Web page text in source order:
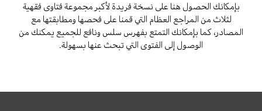
بإمكانك الحصول هنا على نسخة فريدة لأكبر مجموعة فتاوى فقهية
لثلاث من المراجع العظام التي قمنا على فحصها ومطابقتها مع
المصادر، كما بإمكانك التمتع بفهرس سلس ونافع للجميع يمكنك من
الوصول إلى الفتوى التي تبحث عنها بسهولة.